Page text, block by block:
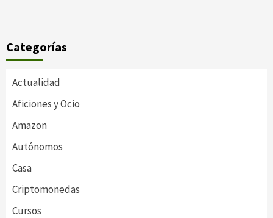
Categorías
Actualidad
Aficiones y Ocio
Amazon
Autónomos
Casa
Criptomonedas
Cursos